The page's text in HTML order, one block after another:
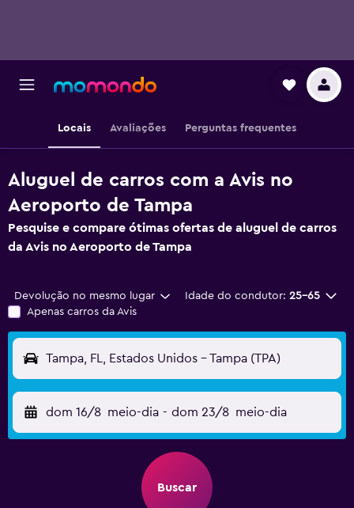
Locais Avaliações Perguntas frequentes
Aluguel de carros com a Avis no
Aeroporto de Tampa
Pesquise e compare ótimas ofertas de aluguel de carros
da Avis no Aeroporto de Tampa
Devolução no mesmo lugar Idade do condutor: 25-65
Apenas carros da Avis
Tampa, FL, Estados Unidos - Tampa (TPA)
dom 16/8 meio-dia - dom 23/8 meio-dia
Buscar